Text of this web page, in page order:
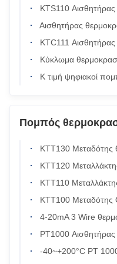
KTS110
Αισθητήρας
KTC111
Κύκλωμα
Κ τιμή ψηφιακοί
Πομπός
KTT130 Μεταδότης
KTT120
KTT110
KTT100 Μεταδότης
4-20mA 3 Wire
PT1000 Αισθητήρας
-40~+200°C PT 1000 Α